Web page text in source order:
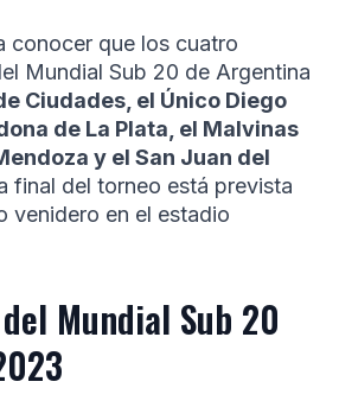
conocer que los cuatro
Mundial Sub 20 de Argentina
Ciudades, el Único Diego
de La Plata, el Malvinas
y el San Juan del
final del torneo está prevista
venidero en el estadio
Mundial Sub 20